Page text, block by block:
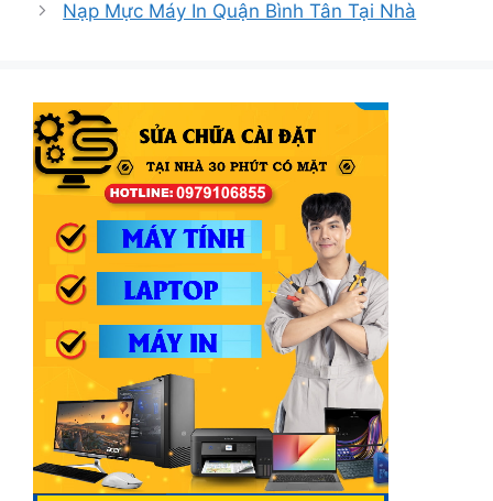
Nạp Mực Máy In Quận Bình Tân Tại Nhà